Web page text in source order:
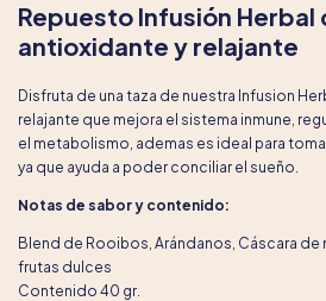
Repuesto Infusión Herbal
antioxidante y relajante
Disfruta de una taza de nuestra Infusion
relajante que mejora el sistema inmune,
el metabolismo, ademas es ideal para
ya que ayuda a poder conciliar el sueño.
Notas de sabor y contenido:
Blend de Rooibos, Arándanos, Cáscara de
frutas dulces
Contenido 40 gr.